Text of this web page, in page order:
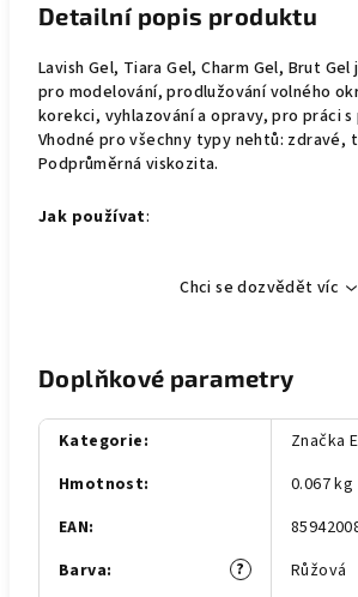
Detailní popis produktu
Lavish Gel, Tiara Gel, Charm Gel, Brut
pro modelování, prodlužování volného
korekci, vyhlazování a opravy, pro práci s
Vhodné pro všechny typy nehtů: zdravé,
Podprůměrná viskozita.
Jak používat:
Chci se dozvědět víc
Doplňkové parametry
Kategorie:
Značka
Hmotnost:
0.067 kg
EAN:
?
Barva:
Růžová